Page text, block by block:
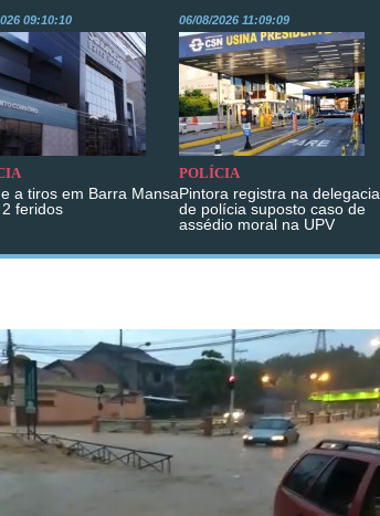
09:10:10
a tiros em Barra Mansa
feridos
06/08/2026 11:09:09
POLÍCIA
Pintora registra na delegacia
de polícia suposto caso de
assédio moral na UPV